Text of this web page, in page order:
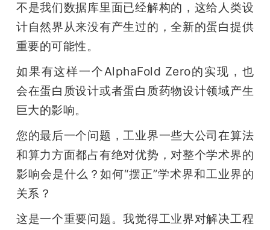
不是我们数据库里面已经解构的，这给人类设
计自然界从来没有产生过的，全新的蛋白提供
重要的可能性。
如果有这样一个AlphaFold Zero的实现，也
会在蛋白质设计或者蛋白质药物设计领域产生
巨大的影响。
您的最后一个问题，工业界一些大公司在算法
和算力方面都占有绝对优势，对整个学术界的
影响会是什么？如何“摆正”学术界和工业界的
关系？
这是一个重要问题。我觉得工业界对解决工程